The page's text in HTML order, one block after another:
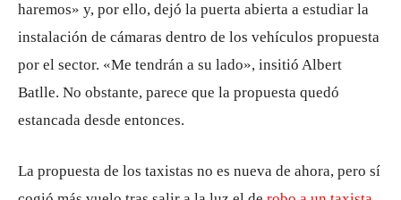
haremos» y, por ello, dejó la puerta abierta a estudiar la
instalación de cámaras dentro de los vehículos propuesta
por el sector. «Me tendrán a su lado», insitió Albert
Batlle. No obstante, parece que la propuesta quedó
estancada desde entonces.
La propuesta de los taxistas no es nueva de ahora, pero sí